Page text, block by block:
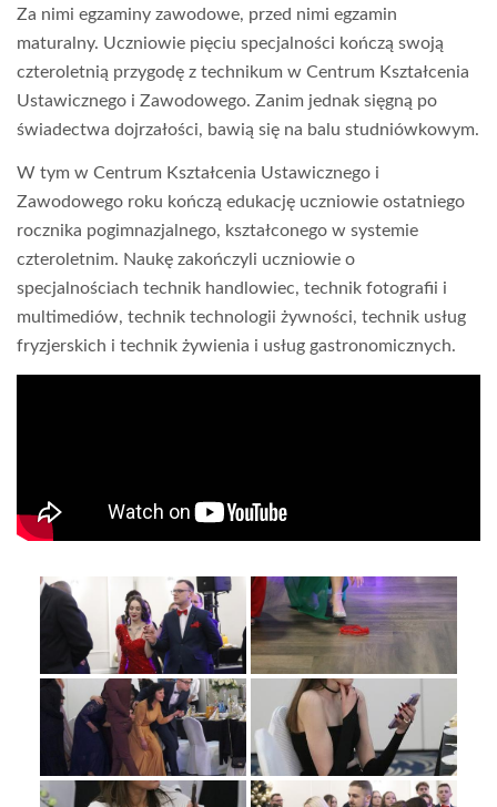
Za nimi egzaminy zawodowe, przed nimi egzamin
maturalny. Uczniowie pięciu specjalności kończą swoją
czteroletnią przygodę z technikum w Centrum Kształcenia
Ustawicznego i Zawodowego. Zanim jednak sięgną po
świadectwa dojrzałości, bawią się na balu studniówkowym.
W tym w Centrum Kształcenia Ustawicznego i
Zawodowego roku kończą edukację uczniowie ostatniego
rocznika pogimnazjalnego, kształconego w systemie
czteroletnim. Naukę zakończyli uczniowie o
specjalnościach technik handlowiec, technik fotografii i
multimediów, technik technologii żywności, technik usług
fryzjerskich i technik żywienia i usług gastronomicznych.